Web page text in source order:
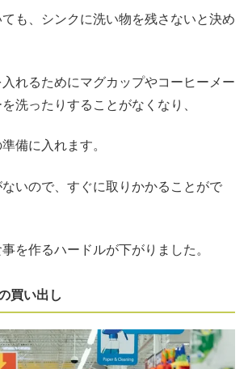
も、シンクに洗い物を残さないと決め
れるためにマグカップやコーヒーメー
洗ったりすることがなくなり、
備に入れます。
いので、すぐに取りかかることがで
を作るハードルが下がりました。
買い出し